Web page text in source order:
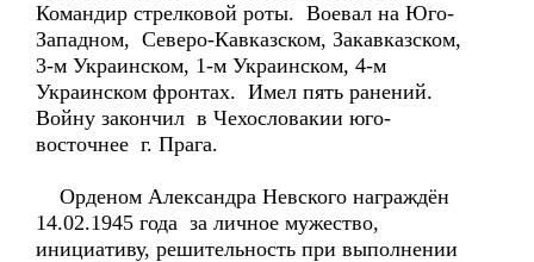
Командир стрелковой роты. Воевал на Юго-
Западном, Северо-Кавказском, Закавказском,
3-м Украинском, 1-м Украинском, 4-м
Украинском фронтах. Имел пять ранений.
Войну закончил в Чехословакии юго-
восточнее г. Прага.
Орденом Александра Невского награждён
14.02.1945 года за личное мужество,
инициативу, решительность при выполнении